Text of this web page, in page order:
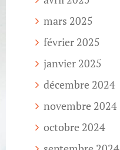
mars 2025
février 2025
janvier 2025
décembre 2024
novembre 2024
octobre 2024